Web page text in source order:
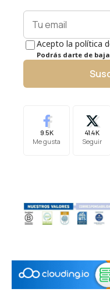
Acepto la política
Podrás darte de
9.5K
Me gusta
41.4K
Seguir